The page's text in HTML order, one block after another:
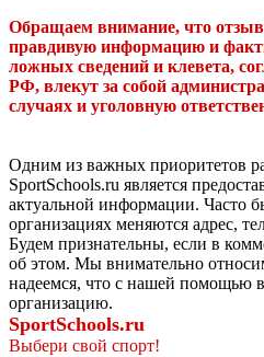
Обращаем внимание, что
правдивую информацию и
ложных сведений и клевета,
РФ, влекут за собой
случаях и уголовную
Одним из важных приоритетов
SportSchools.ru является
актуальной информации. Часто
организациях меняются адрес,
Будем признательны, если в
об этом. Мы внимательно
надеемся, что с нашей помощью
организацию.
SportSchools.ru
Выбери свой спорт!